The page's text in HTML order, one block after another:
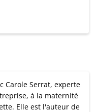
Carole Serrat, experte
à la maternité
Elle est l'auteur de